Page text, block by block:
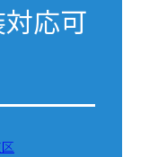
応可